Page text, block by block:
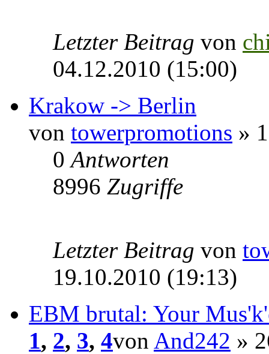
Letzter Beitrag von
04.12.2010 (15:00)
Krakow -> Berlin
von towerpromotions »
0Antworten
8996 Zugriffe
Letzter Beitrag von
19.10.2010 (19:13)
EBM brutal: Your
1, 2, 3, 4von And242 »